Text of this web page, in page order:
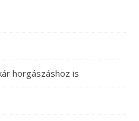
horgászáshoz is